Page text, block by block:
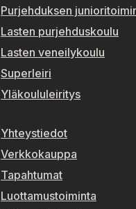
Purjehduksen
Lasten purjehduskoulu
Lasten veneilykoulu
Superleiri
Yläkoululeiritys
Yhteystiedot
Verkkokauppa
Tapahtumat
Luottamustoiminta